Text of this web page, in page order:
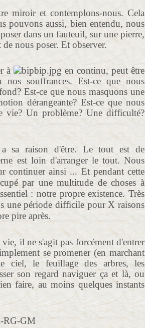
miroir et contemplons-nous. Cela
pouvons aussi, bien entendu, nous
dans un fauteuil, sur une pierre,
nous poser. Et observer.
à
en continu, peut être
souffrances. Est-ce que nous
Est-ce que nous masquons une
dérangeante? Est-ce que nous
vie? Un problème? Une difficulté?
sa raison d'être. Le tout est de
est loin d'arranger le tout. Nous
continuer ainsi ... Et pendant cette
par une multitude de choses à
: notre propre existence. Très
une période difficile pour X raisons
pire après.
il ne s'agit pas forcément d'entrer
se promener (en marchant
ciel, le feuillage des arbres, les
son regard naviguer ça et là, ou
faire, au moins quelques instants